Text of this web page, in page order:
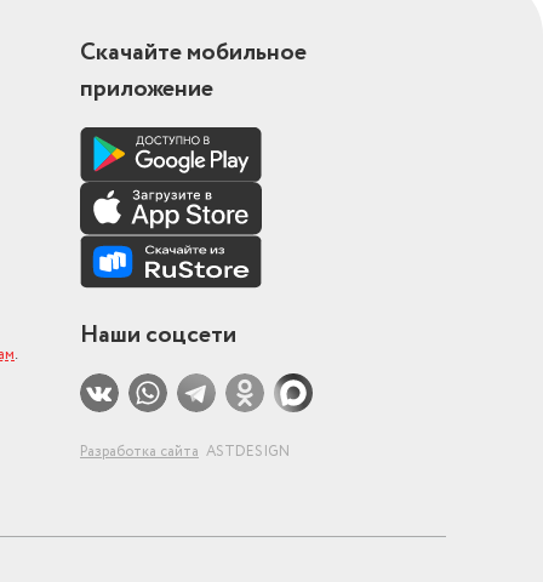
.
Скачайте мобильное
приложение
Наши соцсети
Разработка сайта ASTDESIGN